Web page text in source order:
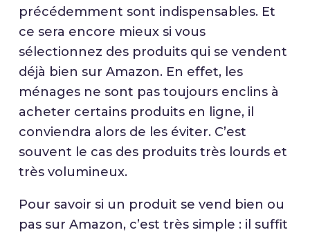
précédemment sont indispensables. Et
ce sera encore mieux si vous
sélectionnez des produits qui se vendent
déjà bien sur Amazon. En effet, les
ménages ne sont pas toujours enclins à
acheter certains produits en ligne, il
conviendra alors de les éviter. C’est
souvent le cas des produits très lourds et
très volumineux.
Pour savoir si un produit se vend bien ou
pas sur Amazon, c’est très simple : il suffit